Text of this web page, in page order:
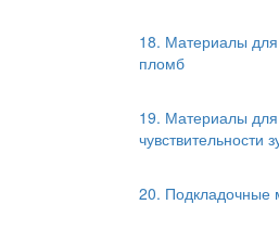
18. Материалы
пломб
19. Материалы для
чувствительности
20. Подкладочные